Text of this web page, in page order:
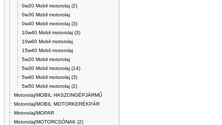
0w20 Mobil motorolaj (2)
0w30 Mobil motorolaj
0w40 Mobil motorolaj (3)
10w40 Mobil motorolaj (3)
10w60 Mobil motorolaj
15w40 Mobil motorolaj
5w20 Mobil motorolaj
5w30 Mobil motorolaj (14)
5w40 Mobil motorolaj (3)
5w50 Mobil motorolaj (2)
Motorolaj/MOBIL HASZONGÉPJÁRMŰ
Motorolaj/MOBIL MOTORKERÉKPÁR
Motorolaj/MOPAR
Motorolaj/MOTORCSÓNAK (2)